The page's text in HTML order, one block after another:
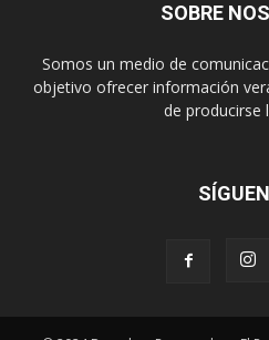
SOBRE
Somos un medio de
objetivo ofrecer información
de producirse